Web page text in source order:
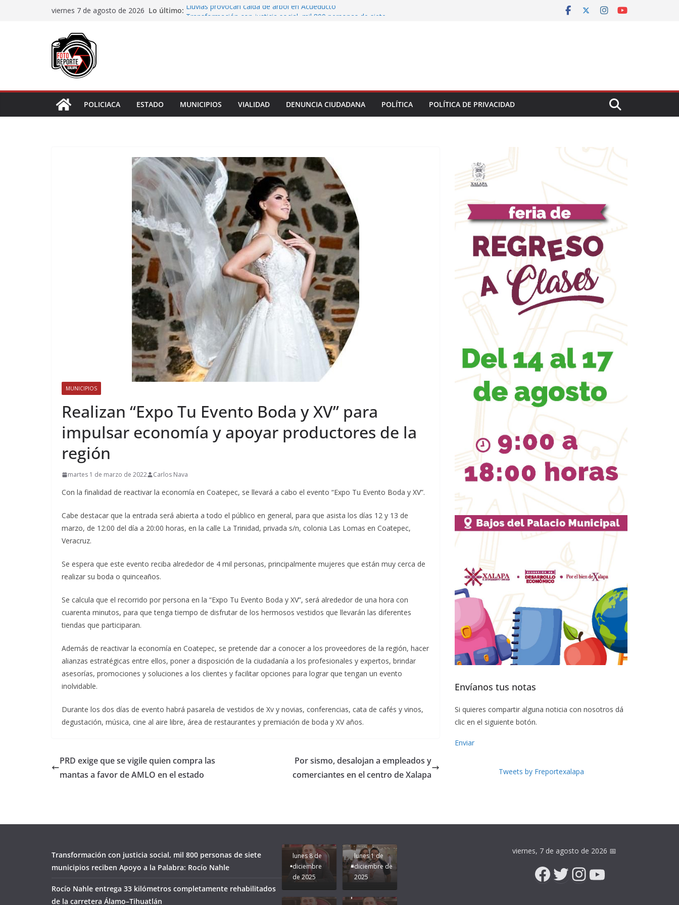
viernes 7 de agosto de 2026 Lo último: Lluvias provocan caída de árbol en Acueducto
incumplimiento de obra y falta de pago
POLICIACA
ESTADO MUNICIPIOS VIALIDAD DENUNCIA CIUDADANA POLÍTICA POLÍTICA DE PRIVACIDAD
MUNICIPIOS
Realizan “Expo Tu Evento Boda y XV” para
impulsar economía y apoyar productores de la
región
martes 1 de marzo de 2022 Carlos Nava
Con la finalidad de reactivar la economía en Coatepec, se llevará a cabo el evento “Expo Tu Evento Boda y XV”.
Cabe destacar que la entrada será abierta a todo el público en general, para que asista los días 12 y 13 de
marzo, de 12:00 del día a 20:00 horas, en la calle La Trinidad, privada s/n, colonia Las Lomas en Coatepec,
Veracruz.
Se espera que este evento reciba alrededor de 4 mil personas, principalmente mujeres que están muy cerca de
realizar su boda o quinceaños.
Se calcula que el recorrido por persona en la “Expo Tu Evento Boda y XV”, será alrededor de una hora con
cuarenta minutos, para que tenga tiempo de disfrutar de los hermosos vestidos que llevarán las diferentes
tiendas que participaran.
Además de reactivar la economía en Coatepec, se pretende dar a conocer a los proveedores de la región, hacer
alianzas estratégicas entre ellos, poner a disposición de la ciudadanía a los profesionales y expertos, brindar
asesorías, promociones y soluciones a los clientes y facilitar opciones para lograr que tengan un evento
inolvidable.
Durante los dos días de evento habrá pasarela de vestidos de Xv y novias, conferencias, cata de cafés y vinos,
degustación, música, cine al aire libre, área de restaurantes y premiación de boda y XV años.
PRD exige que se vigile quien compra las
mantas a favor de AMLO en el estado
Por sismo, desalojan a empleados y
comerciantes en el centro de Xalapa
Envíanos tus notas
Si quieres compartir alguna noticia con nosotros dá
clic en el siguiente botón.
Enviar
Tweets by Freportexalapa
Transformación con justicia social, mil 800 personas de siete
municipios reciben Apoyo a la Palabra: Rocío Nahle
Rocío Nahle entrega 33 kilómetros completamente rehabilitados
de la carretera Álamo–Tihuatlán
lunes 8 de
diciembre
de 2025
lunes 1 de
diciembre de
2025
Apoyo y
Seguimos la
Ruta que
Marca
Nuestra
Rocío Nahle.
Pongamos
de moda;
San
Andrés
Tuxtla
presente.
viernes, 7 de agosto de 2026 📅
Facebook
Twitter
Instagram
YouTube